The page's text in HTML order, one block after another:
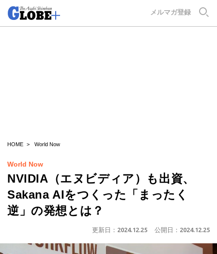
メルマガ登録
HOME World Now
World Now
NVIDIA（エヌビディア）も出資、
Sakana AIをつくった「まったく
逆」の発想とは？
更新日： 2024.12.25 公開日： 2024.12.25